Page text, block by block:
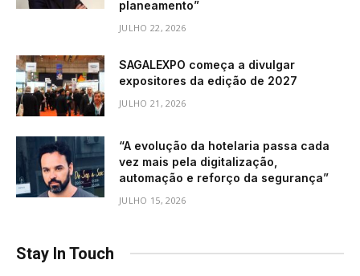
planeamento”
JULHO 22, 2026
SAGALEXPO começa a divulgar
expositores da edição de 2027
JULHO 21, 2026
“A evolução da hotelaria passa cada
vez mais pela digitalização,
automação e reforço da segurança”
JULHO 15, 2026
Stay In Touch